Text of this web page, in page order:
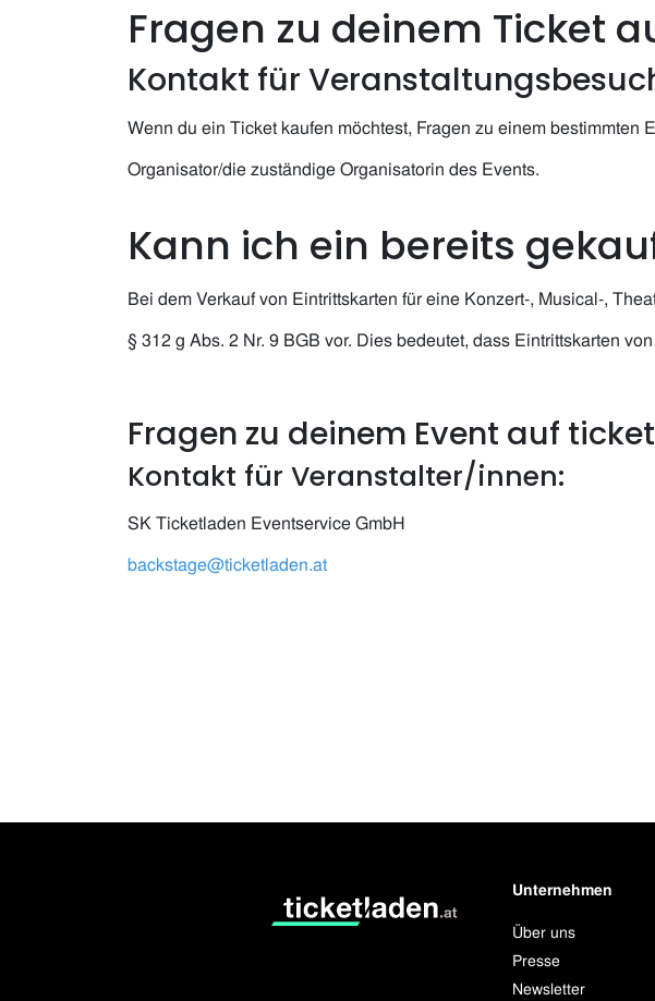
Fragen zu deinem Ticket
Kontakt für
Wenn du ein Ticket kaufen möchtest, Fragen zu einem
Organisator/die zuständige Organisatorin des Events.
Kann ich ein bereits
Bei dem Verkauf von Eintrittskarten für eine Konzert-, Musical-,
§ 312 g Abs. 2 Nr. 9 BGB vor. Dies bedeutet, dass Eintrittskarten
Fragen zu deinem Event auf
Kontakt für Veranstalter/innen:
SK Ticketladen Eventservice GmbH
backstage@ticketladen.at
Unternehmen
Über uns
Presse
Newsletter